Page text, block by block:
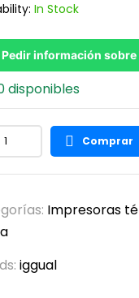
In Stock
Pedir información
disponibles
Comprar
Impresoras
iggual